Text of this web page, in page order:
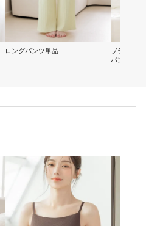
ロングパンツ単品
ブラトッ
パンツ(3点